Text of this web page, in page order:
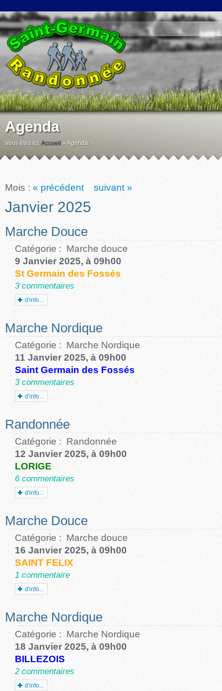
Agenda
Vous êtes ici:Accueil »Agenda
Mois : « précédent suivant »
Janvier 2025
Marche Douce
Catégorie : Marche douce
9 Janvier 2025, à 09h00
St Germain des Fossés
3 commentaires
d'info...
Marche Nordique
Catégorie : Marche Nordique
11 Janvier 2025, à 09h00
Saint Germain des Fossés
3 commentaires
d'info...
Randonnée
Catégorie : Randonnée
12 Janvier 2025, à 09h00
LORIGE
6 commentaires
d'info...
Marche Douce
Catégorie : Marche douce
16 Janvier 2025, à 09h00
SAINT FELIX
1 commentaire
d'info...
Marche Nordique
Catégorie : Marche Nordique
18 Janvier 2025, à 09h00
BILLEZOIS
2 commentaires
d'info...